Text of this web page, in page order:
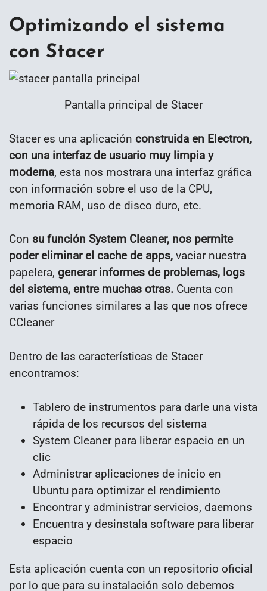
Optimizando el sistema
con Stacer
Pantalla principal de Stacer
Stacer es una aplicación construida en Electron,
con una interfaz de usuario muy limpia y
moderna, esta nos mostrara una interfaz gráfica
con información sobre el uso de la CPU,
memoria RAM, uso de disco duro, etc.
Con su función System Cleaner, nos permite
poder eliminar el cache de apps, vaciar nuestra
papelera, generar informes de problemas, logs
del sistema, entre muchas otras. Cuenta con
varias funciones similares a las que nos ofrece
CCleaner
Dentro de las características de Stacer
encontramos:
Tablero de instrumentos para darle una vista
rápida de los recursos del sistema
System Cleaner para liberar espacio en un
clic
Administrar aplicaciones de inicio en
Ubuntu para optimizar el rendimiento
Encontrar y administrar servicios, daemons
Encuentra y desinstala software para liberar
espacio
Esta aplicación cuenta con un repositorio oficial
por lo que para su instalación solo debemos